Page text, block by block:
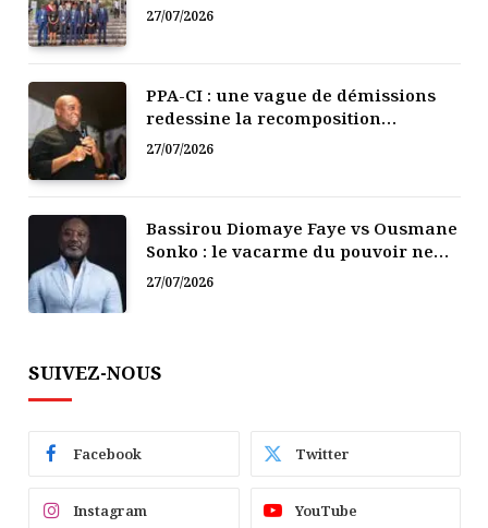
Afrique
27/07/2026
PPA-CI : une vague de démissions
redessine la recomposition
politique
27/07/2026
Bassirou Diomaye Faye vs Ousmane
Sonko : le vacarme du pouvoir ne
doit pas faire oublier les liens de la
27/07/2026
SUIVEZ-NOUS
Facebook Twitter
Instagram YouTube